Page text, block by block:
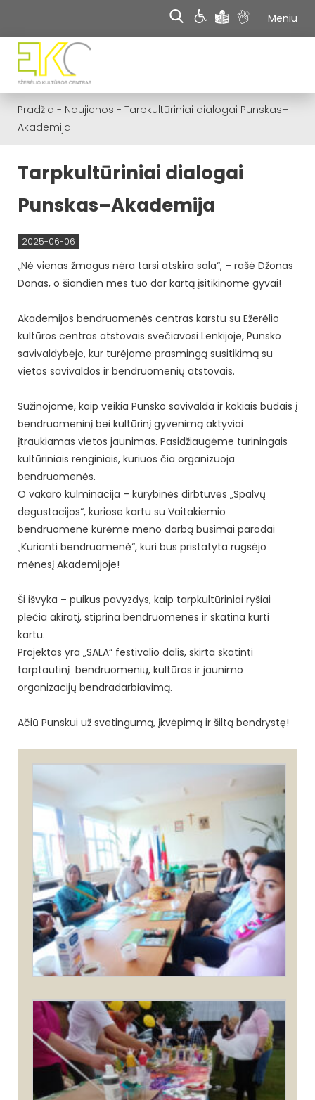
Meniu
Pradžia - Naujienos - Tarpkultūriniai dialogai Punskas–
Akademija
Tarpkultūriniai dialogai
Punskas–Akademija
2025-06-06
„Nė vienas žmogus nėra tarsi atskira sala“, – rašė Džonas
Donas, o šiandien mes tuo dar kartą įsitikinome gyvai!
Akademijos bendruomenės centras karstu su Ežerėlio
kultūros centras atstovais svečiavosi Lenkijoje, Punsko
savivaldybėje, kur turėjome prasmingą susitikimą su
vietos savivaldos ir bendruomenių atstovais.
Sužinojome, kaip veikia Punsko savivalda ir kokiais būdais į
bendruomeninį bei kultūrinį gyvenimą aktyviai
įtraukiamas vietos jaunimas. Pasidžiaugėme turiningais
kultūriniais renginiais, kuriuos čia organizuoja
bendruomenės.
O vakaro kulminacija – kūrybinės dirbtuvės „Spalvų
degustacijos“, kuriose kartu su Vaitakiemio
bendruomene kūrėme meno darbą būsimai parodai
„Kurianti bendruomenė“, kuri bus pristatyta rugsėjo
mėnesį Akademijoje!
Ši išvyka – puikus pavyzdys, kaip tarpkultūriniai ryšiai
plečia akiratį, stiprina bendruomenes ir skatina kurti
kartu.
Projektas yra „SALA“ festivalio dalis, skirta skatinti
tarptautinį bendruomenių, kultūros ir jaunimo
organizacijų bendradarbiavimą.
Ačiū Punskui už svetingumą, įkvėpimą ir šiltą bendrystę!